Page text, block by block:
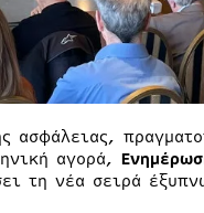
ασφάλειας,
αγορά,
τη νέα σειρά